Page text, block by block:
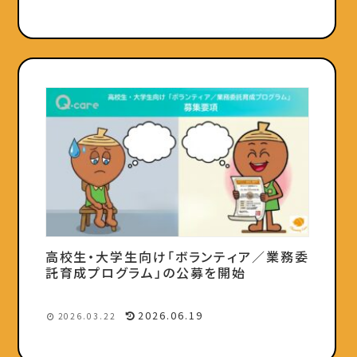
高校生・大学生向け「ボランティア／業務委
託育成プログラム」の公募を開始
2026.03.22 2026.06.19